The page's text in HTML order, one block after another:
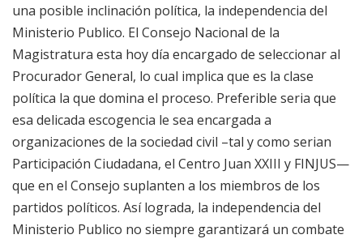
una posible inclinación política, la independencia del
Ministerio Publico. El Consejo Nacional de la
Magistratura esta hoy día encargado de seleccionar al
Procurador General, lo cual implica que es la clase
política la que domina el proceso. Preferible seria que
esa delicada escogencia le sea encargada a
organizaciones de la sociedad civil –tal y como serian
Participación Ciudadana, el Centro Juan XXIII y FINJUS—
que en el Consejo suplanten a los miembros de los
partidos políticos. Así lograda, la independencia del
Ministerio Publico no siempre garantizará un combate